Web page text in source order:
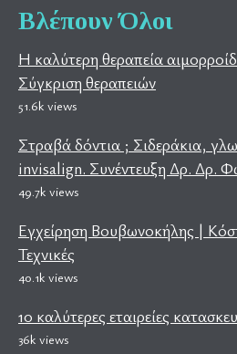
Βλέπουν Όλοι
Η καλύτερη θεραπεία
Σύγκριση θεραπειών
51.6k views
Στραβά δόντια ; Σιδεράκια,
invisalign. Συνέντευξη Δρ. Δρ.
49.7k views
Εγχείρηση Βουβωνοκήλης |
Τεχνικές
40.1k views
10 καλύτερες εταιρείες
36k views